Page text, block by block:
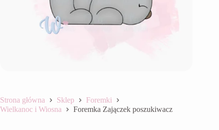
Strona główna Sklep
Foremki
Wielkanoc i Wiosna
Foremka Zajączek poszukiwacz